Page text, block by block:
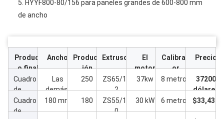
5. HYYF800-80/156 para paneles grandes de 600-800 mm
de ancho
Product
o final
Ancho
Producc
ión
Extrusor
El
motor
Calibrad
or
Precio
Cuadro
de
ventana
s y
Las
demás:
250
ZS65/13
2
37kw 8 metros
37200
dólares
Cuadro
de
180 mm 180
ZS55/12
0
30 kW 6 metros $33,430